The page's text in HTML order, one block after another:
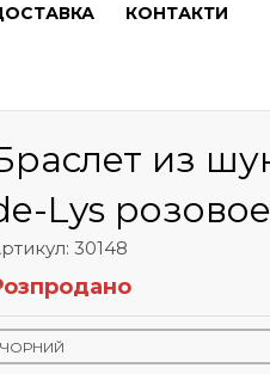
КОНТАКТИ
из
Lys
30148